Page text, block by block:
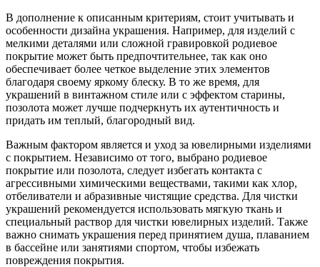
В дополнение к описанным критериям, стоит учитывать и
особенности дизайна украшения. Например, для изделий с
мелкими деталями или сложной гравировкой родиевое
покрытие может быть предпочтительнее, так как оно
обеспечивает более четкое выделение этих элементов
благодаря своему яркому блеску. В то же время, для
украшений в винтажном стиле или с эффектом старины,
позолота может лучше подчеркнуть их аутентичность и
придать им теплый, благородный вид.
Важным фактором является и уход за ювелирными изделиями
с покрытием. Независимо от того, выбрано родиевое
покрытие или позолота, следует избегать контакта с
агрессивными химическими веществами, такими как хлор,
отбеливатели и абразивные чистящие средства. Для чистки
украшений рекомендуется использовать мягкую ткань и
специальный раствор для чистки ювелирных изделий. Также
важно снимать украшения перед принятием душа, плаванием
в бассейне или занятиями спортом, чтобы избежать
повреждения покрытия.